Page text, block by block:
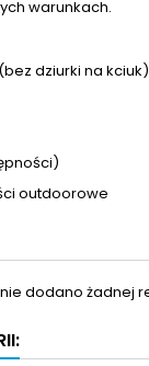
warunkach.
dziurki na kciuk)
outdoorowe
dodano żadnej